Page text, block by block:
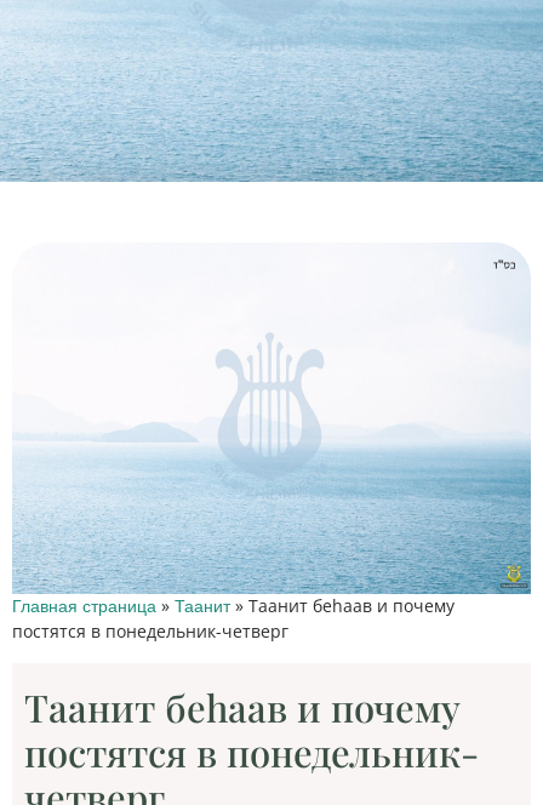
Главная страница » Таанит» Таанит беhаав и почему
постятся в понедельник-четверг
Таанит беhаав и почему
постятся в понедельник-